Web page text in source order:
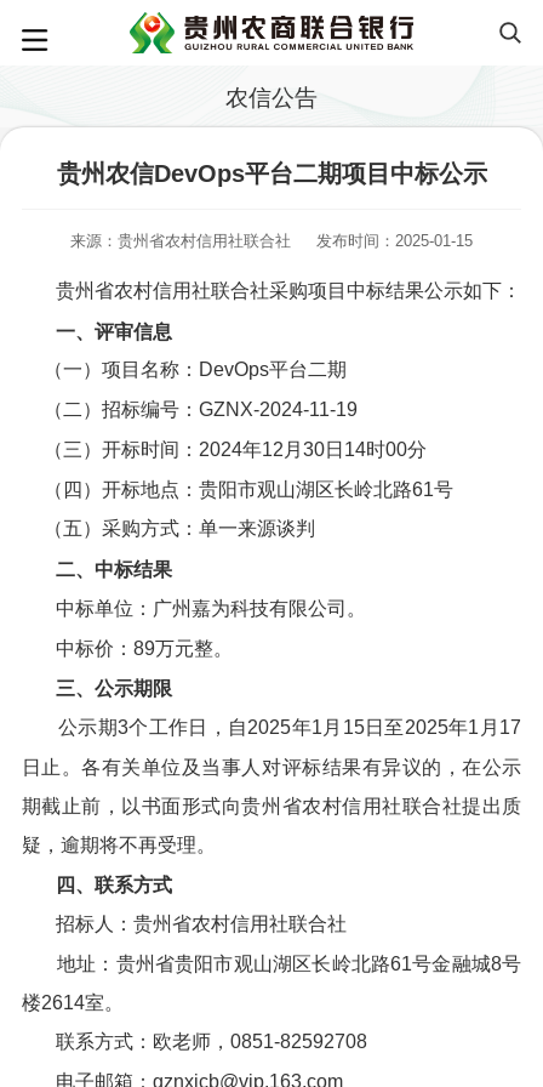
农信公告
贵州农信DevOps平台二期项目中标公示
来源：贵州省农村信用社联合社 发布时间：2025-01-15
贵州省农村信用社联合社采购项目中标结果公示如下：
一、评审信息
（一）项目名称：DevOps平台二期
（二）招标编号：GZNX-2024-11-19
（三）开标时间：2024年12月30日14时00分
（四）开标地点：贵阳市观山湖区长岭北路61号
（五）采购方式：单一来源谈判
二、中标结果
中标单位：广州嘉为科技有限公司。
中标价：89万元整。
三、公示期限
公示期3个工作日，自2025年1月15日至2025年1月17
日止。各有关单位及当事人对评标结果有异议的，在公示
期截止前，以书面形式向贵州省农村信用社联合社提出质
疑，逾期将不再受理。
四、联系方式
招标人：贵州省农村信用社联合社
地址：贵州省贵阳市观山湖区长岭北路61号金融城8号
楼2614室。
联系方式：欧老师，0851-82592708
电子邮箱：gznxjcb@vip.163.com